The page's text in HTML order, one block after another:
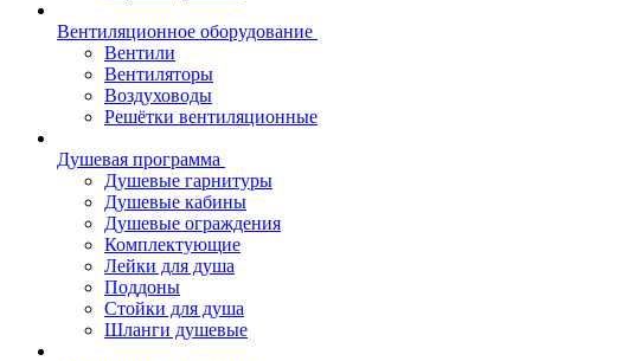
Вентиляционное оборудование
Вентили
Вентиляторы
Воздуховоды
Решётки вентиляционные
Душевая программа
Душевые гарнитуры
Душевые кабины
Душевые ограждения
Комплектующие
Лейки для душа
Поддоны
Стойки для душа
Шланги душевые